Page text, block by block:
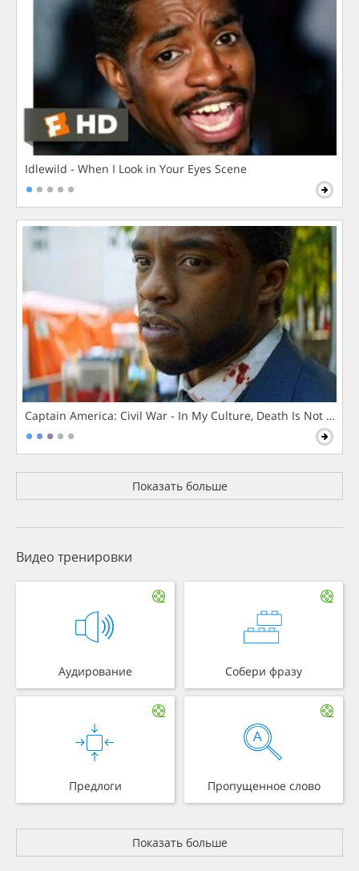
Idlewild - When I Look in Your Eyes Scene
Captain America: Civil War - In My Culture, Death Is Not The
Показать больше
Видео тренировки
Аудирование Собери фразу
Предлоги Пропущенное слово
Показать больше